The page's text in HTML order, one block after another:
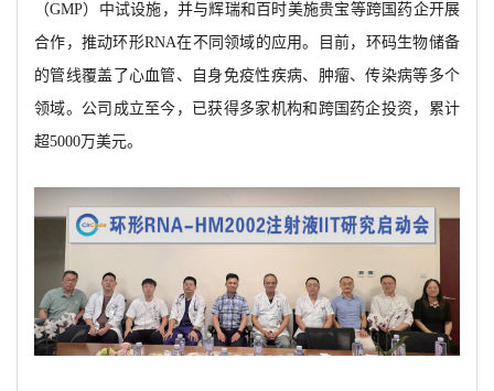
（GMP）中试设施， 并与辉瑞和百时美施贵宝等跨国药企开展
合作，推动环形RNA在不同领域的应用。目前，环码生物储备
的管线覆盖了心血管、自身免疫性疾病、肿瘤、传染病等多个
领域。公司成立至今，已获得多家机构和跨国药企投资，累计
超5000万美元。